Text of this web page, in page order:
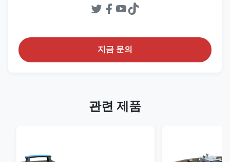
지금 문의
관련 제품